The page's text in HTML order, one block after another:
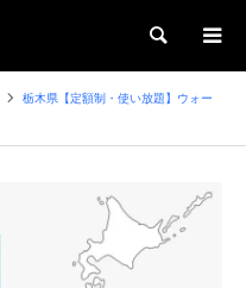
検索
栃木県【定額制・使い放題】ウォー